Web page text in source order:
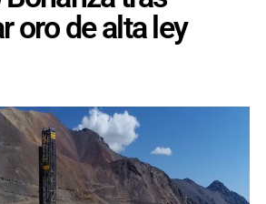
oro de alta ley